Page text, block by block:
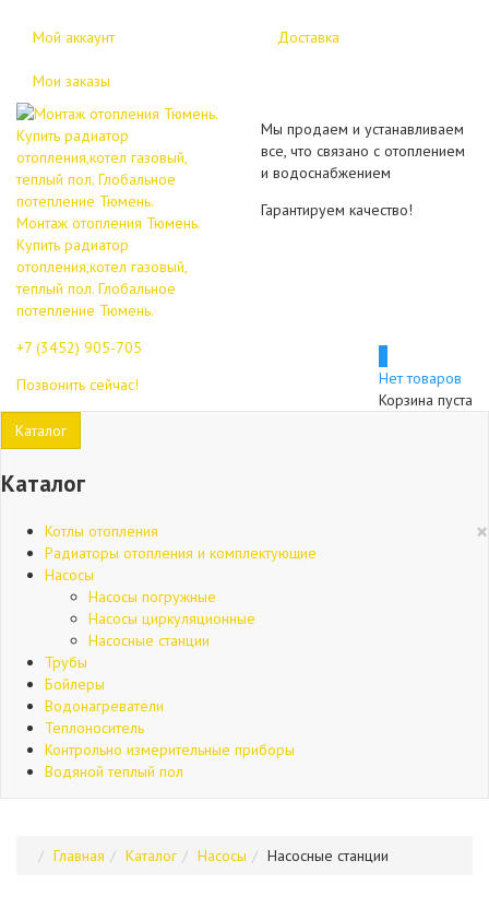
Мой аккаунт
Мои заказы
Доставка
Монтаж отопления Тюмень.
Купить радиатор
отопления,котел газовый,
теплый пол. Глобальное
потепление Тюмень.
Мы продаем и устанавливаем
все, что связано с отоплением
и водоснабжением
Гарантируем качество!
+7 (3452) 905-705
Позвонить сейчас!
Нет товаров
Корзина пуста
Каталог
Каталог
×
Котлы отопления
Радиаторы отопления и комплектующие
Насосы
Насосы погружные
Насосы циркуляционные
Насосные станции
Трубы
Бойлеры
Водонагреватели
Теплоноситель
Контрольно измерительные приборы
Водяной теплый пол
Главная Каталог Насосы Насосные станции